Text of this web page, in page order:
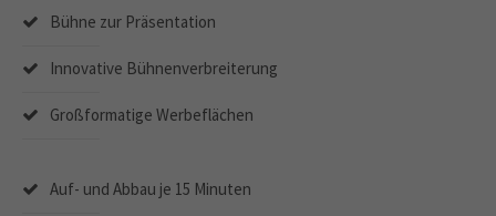
Bühne zur Präsentation
Innovative Bühnenverbreiterung
Großformatige Werbeflächen
Auf- und Abbau je 15 Minuten